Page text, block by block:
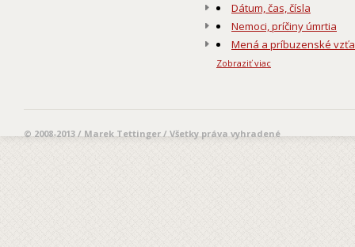
Dátum, čas, čísla
Nemoci, príčiny úmrtia
Mená a príbuzenské
Zobraziť viac
© 2008-2013 / Marek Tettinger / Všetky práva vyhradené